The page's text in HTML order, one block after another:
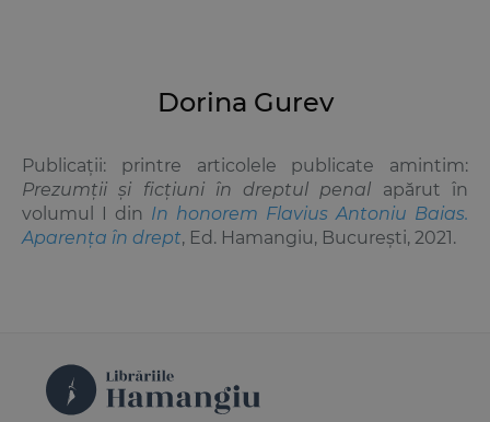
Dorina Gurev
Publicații: printre articolele publicate amintim:
Prezumţii şi ficţiuni în dreptul penal apărut în
volumul I din In honorem Flavius Antoniu Baias.
Aparența în drept, Ed. Hamangiu, București, 2021.